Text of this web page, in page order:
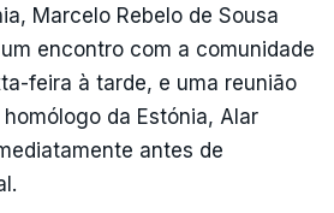
Marcelo Rebelo de Sousa
encontro com a comunidade
feira à tarde, e uma reunião
da Estónia, Alar
antes de